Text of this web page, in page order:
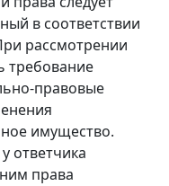
в соответствии
рассмотрении
требование
правовые
имущество.
ответчика
права